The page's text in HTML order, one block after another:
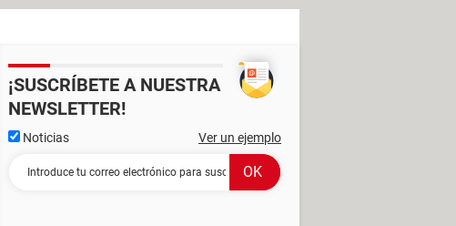
¡SUSCRÍBETE A NUESTRA
NEWSLETTER!
Noticias Ver un ejemplo